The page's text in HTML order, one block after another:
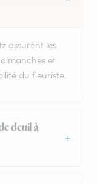
assurent les
et
du fleuriste.
deuil à